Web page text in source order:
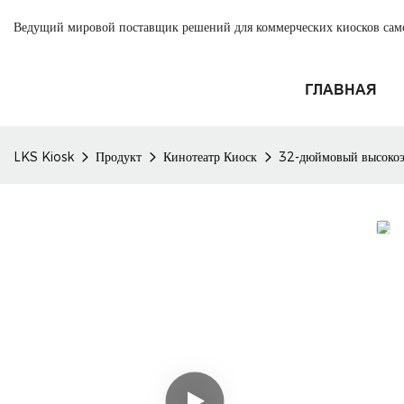
Ведущий мировой поставщик решений для коммерческих киосков
ГЛАВНАЯ
LKS Kiosk Продукт Кинотеатр Киоск 32-дюймовый